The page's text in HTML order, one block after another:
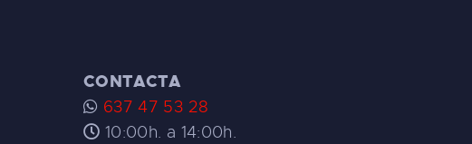
CONTACTA
637 47 53 28
10:00h. a 14:00h.